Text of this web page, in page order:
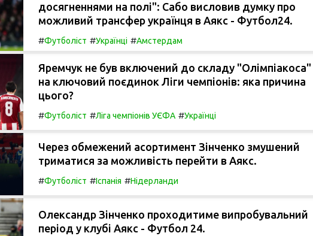
досягненнями на полі": Сабо висловив думку про
можливий трансфер українця в Аякс - Футбол24.
#Футболіст #Українці #Амстердам
Яремчук не був включений до складу "Олімпіакоса"
на ключовий поєдинок Ліги чемпіонів: яка причина
цього?
#Футболіст #Ліга чемпіонів УЄФА #Українці
Через обмежений асортимент Зінченко змушений
триматися за можливість перейти в Аякс.
#Футболіст #Іспанія #Нідерланди
Олександр Зінченко проходитиме випробувальний
період у клубі Аякс - Футбол 24.